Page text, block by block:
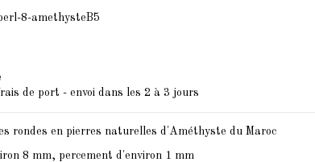
8-amethysteB5
de port - envoi dans les 2 à 3 jours
rondes en pierres naturelles d'Améthyste du Maroc
8 mm, percement d'environ 1 mm